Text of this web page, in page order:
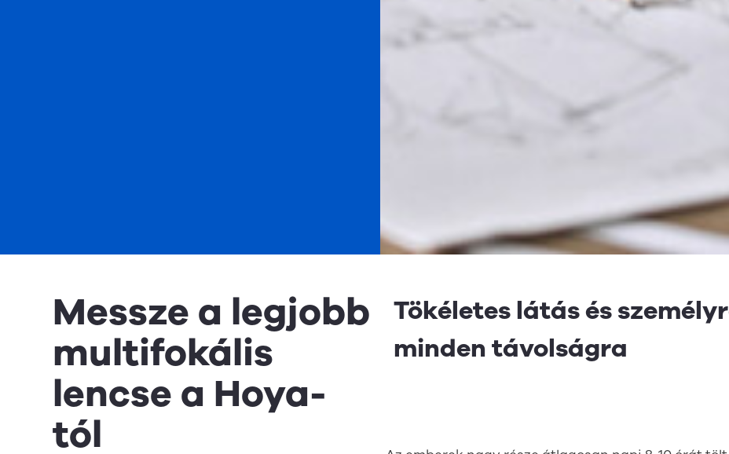
Messze a legjobb
multifokális
lencse a Hoya-
tól
Tökéletes látás és
minden távolságra